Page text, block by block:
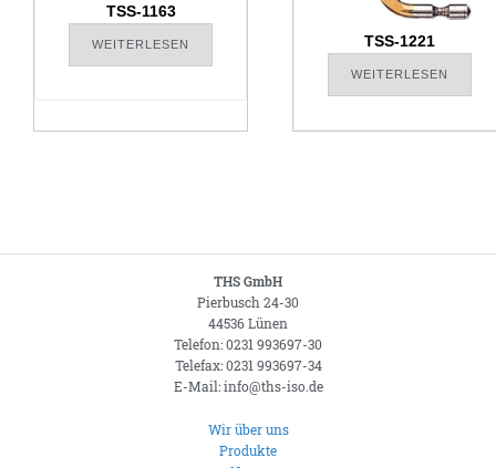
TSS-1163
WEITERLESEN TSS-1221
WEITERLESEN
THS GmbH
Pierbusch 24-30
44536 Lünen
Telefon: 0231 993697-30
Telefax: 0231 993697-34
E-Mail: info@ths-iso.de
Wir über uns
Produkte